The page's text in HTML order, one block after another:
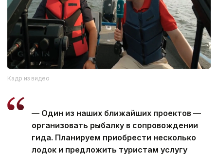
Кадр из видео
— Один из наших ближайших проектов —
организовать рыбалку в сопровождении
гида. Планируем приобрести несколько
лодок и предложить туристам услугу